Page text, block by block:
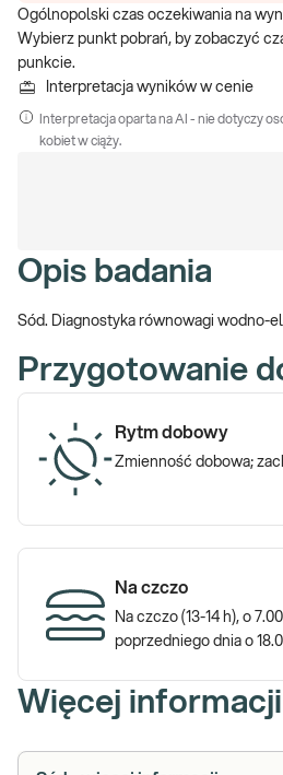
Ogólnopolski czas oczekiwania na
Wybierz punkt pobrań, by zobaczyć
punkcie.
Interpretacja wyników w cenie
Interpretacja oparta na AI - nie dotyczy
kobiet w ciąży.
Opis badania
Sód. Diagnostyka równowagi wodno-
Przygotowanie
Rytm dobowy
Zmienność dobowa;
Na czczo
Na czczo (13-14 h), o
poprzedniego dnia o
Więcej informacji